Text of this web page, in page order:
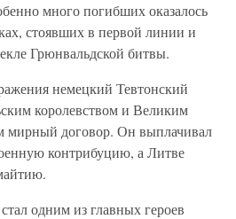
много погибших оказалось
стоявших в первой линии и
Грюнвальдской битвы.
немецкий Тевтонский
королевством и Великим
мирный договор. Он выплачивал
контрибуцию, а Литве
одним из главных героев